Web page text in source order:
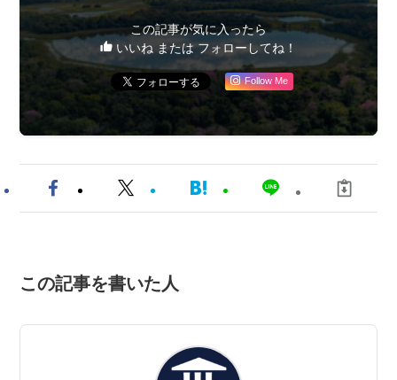
この記事が気に入ったら
いいね または フォローしてね！
Follow Me
この記事を書いた人